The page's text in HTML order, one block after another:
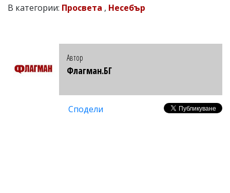
В категории: Просвета , Несебър
Автор
Флагман.БГ
Сподели